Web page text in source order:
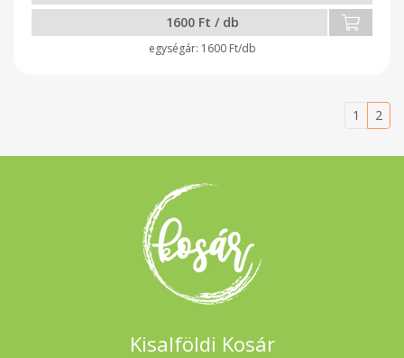
1600 Ft / db
1600 Ft/db
1 2
Kisalföldi Kosár